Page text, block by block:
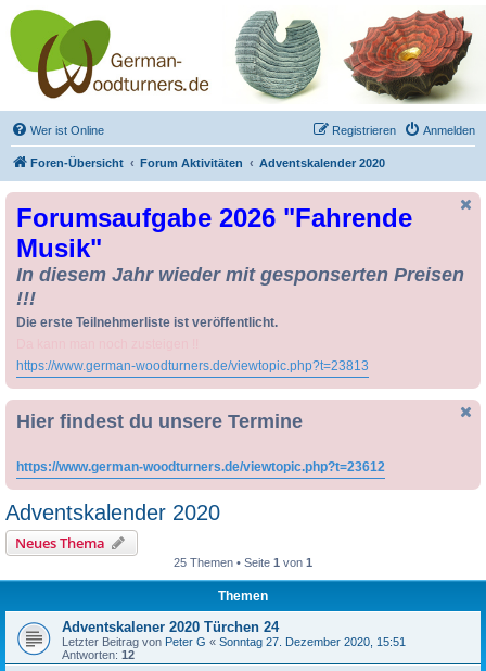
Drechseln und
Kunsthandwerk -
German-Woodturners
*Forum Sauerland*
Der Treffpunkt für Drechsler und Freunde des Kunsthandwerks
Wer ist Online Anmelden
Registrieren
Foren-Übersicht Forum Aktivitäten Adventskalender 2020
Forumsaufgabe 2026 "Fahrende
Musik"
In diesem Jahr wieder mit gesponserten Preisen
!!!
Die erste Teilnehmerliste ist veröffentlicht.
https://www.german-woodturners.de/viewtopic.php?t=23813
Hier findest du unsere Termine
https://www.german-woodturners.de/viewtopic.php?t=23612
Adventskalender 2020
Neues Thema
25 Themen • Seite 1 von 1
Themen
Adventskalener 2020 Türchen 24
Letzter Beitrag von Peter G « Sonntag 27. Dezember 2020, 15:51
Antworten: 12